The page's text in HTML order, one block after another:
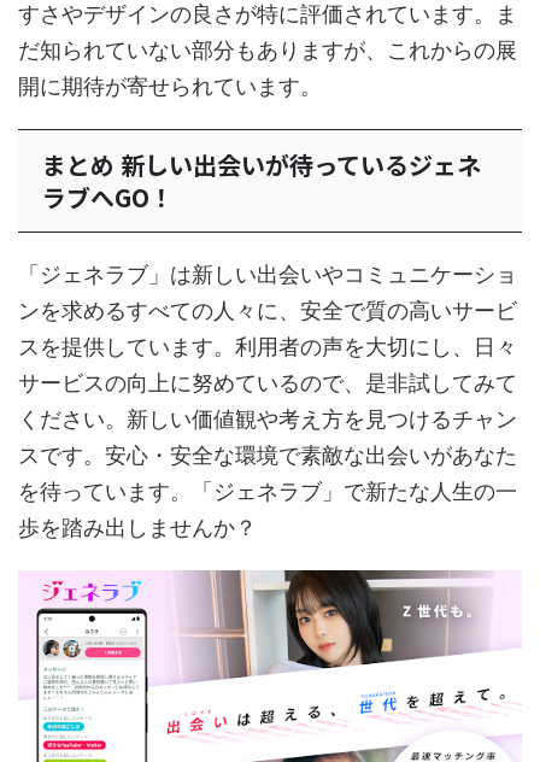
すさやデザインの良さが特に評価されています。ま
だ知られていない部分もありますが、これからの展
開に期待が寄せられています。
まとめ 新しい出会いが待っているジェネ
ラブへGO！
「ジェネラブ」は新しい出会いやコミュニケーショ
ンを求めるすべての人々に、安全で質の高いサービ
スを提供しています。利用者の声を大切にし、日々
サービスの向上に努めているので、是非試してみて
ください。新しい価値観や考え方を見つけるチャン
スです。安心・安全な環境で素敵な出会いがあなた
を待っています。「ジェネラブ」で新たな人生の一
歩を踏み出しませんか？